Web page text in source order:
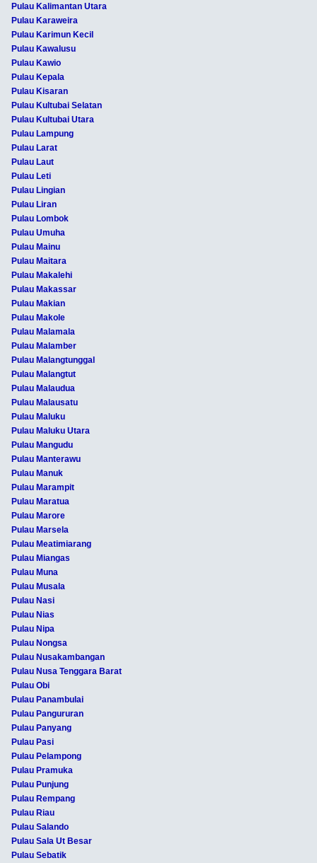
Pulau Kalimantan Utara
Pulau Karaweira
Pulau Karimun Kecil
Pulau Kawalusu
Pulau Kawio
Pulau Kepala
Pulau Kisaran
Pulau Kultubai Selatan
Pulau Kultubai Utara
Pulau Lampung
Pulau Larat
Pulau Laut
Pulau Leti
Pulau Lingian
Pulau Liran
Pulau Lombok
Pulau Umuha
Pulau Mainu
Pulau Maitara
Pulau Makalehi
Pulau Makassar
Pulau Makian
Pulau Makole
Pulau Malamala
Pulau Malamber
Pulau Malangtunggal
Pulau Malangtut
Pulau Malaudua
Pulau Malausatu
Pulau Maluku
Pulau Maluku Utara
Pulau Mangudu
Pulau Manterawu
Pulau Manuk
Pulau Marampit
Pulau Maratua
Pulau Marore
Pulau Marsela
Pulau Meatimiarang
Pulau Miangas
Pulau Muna
Pulau Musala
Pulau Nasi
Pulau Nias
Pulau Nipa
Pulau Nongsa
Pulau Nusakambangan
Pulau Nusa Tenggara Barat
Pulau Obi
Pulau Panambulai
Pulau Pangururan
Pulau Panyang
Pulau Pasi
Pulau Pelampong
Pulau Pramuka
Pulau Punjung
Pulau Rempang
Pulau Riau
Pulau Salando
Pulau Sala Ut Besar
Pulau Sebatik